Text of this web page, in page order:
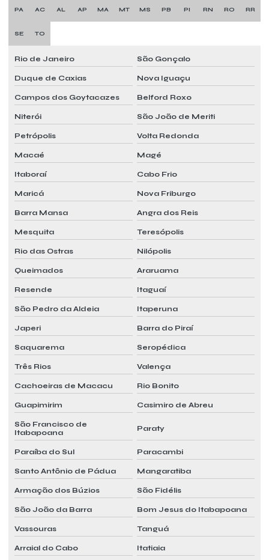
Pmoc plano de manutenção operação e controle de ar condicionado
Pmoc valor
Pmoc para vrf
Preço laudo pmoc
Preço pmoc
Preço pmoc mensal
Prestação de serviço pmoc
Prestação de serviço pmoc mensal
Programa pmoc
Quanto custa um pmoc
Relatório pmoc
Relatório pmoc ar condicionado
Relatório pmoc custo
Relatório pmoc orçamento
Relatório pmoc preço
Relatório pmoc valor
Serviço de manutenção preventiva de ar condicionado
Serviço mensal pmoc
Serviço mensal pmoc ar condicionado
Serviço mensal pmoc preço
PA AC AL AP MA MT MS PB PI RN RO RR
SE TO
Rio de Janeiro São Gonçalo
Duque de Caxias Nova Iguaçu
Campos dos Goytacazes Belford Roxo
Niterói São João de Meriti
Petrópolis Volta Redonda
Macaé Magé
Itaboraí Cabo Frio
Maricá Nova Friburgo
Barra Mansa Angra dos Reis
Mesquita Teresópolis
Rio das Ostras Nilópolis
Queimados Araruama
Resende Itaguaí
São Pedro da Aldeia Itaperuna
Japeri Barra do Piraí
Saquarema Seropédica
Três Rios Valença
Cachoeiras de Macacu Rio Bonito
Guapimirim Casimiro de Abreu
São Francisco de
Itabapoana
Paraty
Paraíba do Sul Paracambi
Santo Antônio de Pádua Mangaratiba
Armação dos Búzios São Fidélis
São João da Barra Bom Jesus do Itabapoana
Vassouras Tanguá
Arraial do Cabo Itatiaia